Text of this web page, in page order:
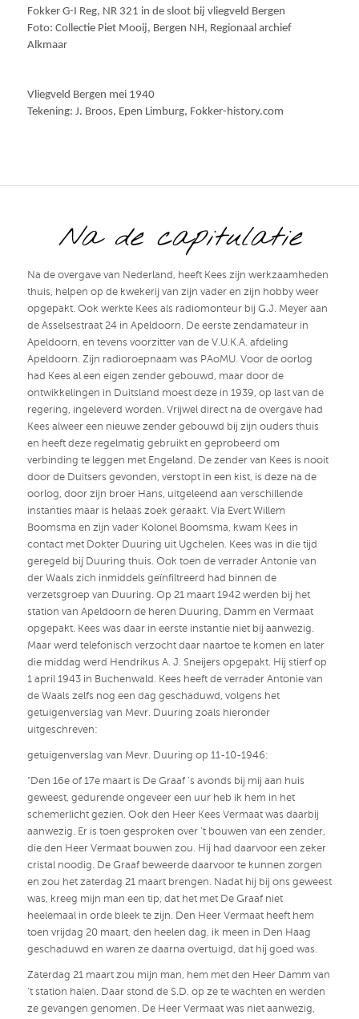
Fokker G-I Reg, NR 321 in de sloot bij vliegveld Bergen
Foto: Collectie Piet Mooij, Bergen NH, Regionaal archief
Alkmaar
Vliegveld Bergen mei 1940
Tekening: J. Broos, Epen Limburg, Fokker-history.com
Na de capitulatie
Na de overgave van Nederland, heeft Kees zijn werkzaamheden
thuis, helpen op de kwekerij van zijn vader en zijn hobby weer
opgepakt. Ook werkte Kees als radiomonteur bij G.J. Meyer aan
de Asselsestraat 24 in Apeldoorn. De eerste zendamateur in
Apeldoorn, en tevens voorzitter van de V.U.K.A. afdeling
Apeldoorn. Zijn radioroepnaam was PAoMU. Voor de oorlog
had Kees al een eigen zender gebouwd, maar door de
ontwikkelingen in Duitsland moest deze in 1939, op last van de
regering, ingeleverd worden. Vrijwel direct na de overgave had
Kees alweer een nieuwe zender gebouwd bij zijn ouders thuis
en heeft deze regelmatig gebruikt en geprobeerd om
verbinding te leggen met Engeland. De zender van Kees is nooit
door de Duitsers gevonden, verstopt in een kist, is deze na de
oorlog, door zijn broer Hans, uitgeleend aan verschillende
instanties maar is helaas zoek geraakt. Via Evert Willem
Boomsma en zijn vader Kolonel Boomsma, kwam Kees in
contact met Dokter Duuring uit Ugchelen. Kees was in die tijd
geregeld bij Duuring thuis. Ook toen de verrader Antonie van
der Waals zich inmiddels geïnfiltreerd had binnen de
verzetsgroep van Duuring. Op 21 maart 1942 werden bij het
station van Apeldoorn de heren Duuring, Damm en Vermaat
opgepakt. Kees was daar in eerste instantie niet bij aanwezig.
Maar werd telefonisch verzocht daar naartoe te komen en later
die middag werd Hendrikus A. J. Sneijers opgepakt. Hij stierf op
1 april 1943 in Buchenwald. Kees heeft de verrader Antonie van
de Waals zelfs nog een dag geschaduwd, volgens het
getuigenverslag van Mevr. Duuring zoals hieronder
uitgeschreven:
getuigenverslag van Mevr. Duuring op 11-10-1946:
“Den 16e of 17e maart is De Graaf ’s avonds bij mij aan huis
geweest, gedurende ongeveer een uur heb ik hem in het
schemerlicht gezien. Ook den Heer Kees Vermaat was daarbij
aanwezig. Er is toen gesproken over ’t bouwen van een zender,
die den Heer Vermaat bouwen zou. Hij had daarvoor een zeker
cristal noodig. De Graaf beweerde daarvoor te kunnen zorgen
en zou het zaterdag 21 maart brengen. Nadat hij bij ons geweest
was, kreeg mijn man een tip, dat het met De Graaf niet
heelemaal in orde bleek te zijn. Den Heer Vermaat heeft hem
toen vrijdag 20 maart, den heelen dag, ik meen in Den Haag
geschaduwd en waren ze daarna overtuigd, dat hij goed was.
Zaterdag 21 maart zou mijn man, hem met den Heer Damm van
’t station halen. Daar stond de S.D. op ze te wachten en werden
ze gevangen genomen. De Heer Vermaat was niet aanwezig,